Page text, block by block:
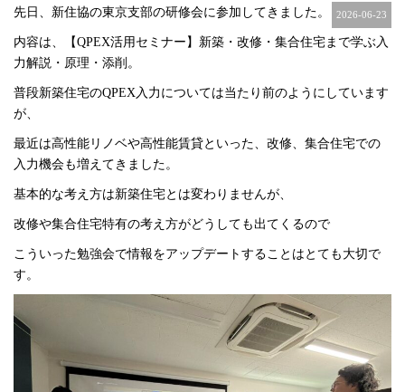
2026-06-23
先日、新住協の東京支部の研修会に参加してきました。
内容は、【QPEX活用セミナー】新築・改修・集合住宅まで学ぶ入
力解説・原理・添削。
普段新築住宅のQPEX入力については当たり前のようにしています
が、
最近は高性能リノベや高性能賃貸といった、改修、集合住宅での
入力機会も増えてきました。
基本的な考え方は新築住宅とは変わりませんが、
改修や集合住宅特有の考え方がどうしても出てくるので
こういった勉強会で情報をアップデートすることはとても大切で
す。